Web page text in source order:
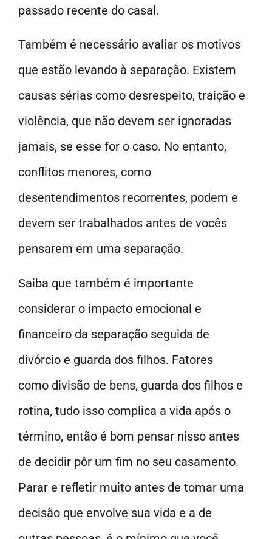
passado recente do casal.
Também é necessário avaliar os motivos
que estão levando à separação. Existem
causas sérias como desrespeito, traição e
violência, que não devem ser ignoradas
jamais, se esse for o caso. No entanto,
conflitos menores, como
desentendimentos recorrentes, podem e
devem ser trabalhados antes de vocês
pensarem em uma separação.
Saiba que também é importante
considerar o impacto emocional e
financeiro da separação seguida de
divórcio e guarda dos filhos. Fatores
como divisão de bens, guarda dos filhos e
rotina, tudo isso complica a vida após o
término, então é bom pensar nisso antes
de decidir pôr um fim no seu casamento.
Parar e refletir muito antes de tomar uma
decisão que envolve sua vida e a de